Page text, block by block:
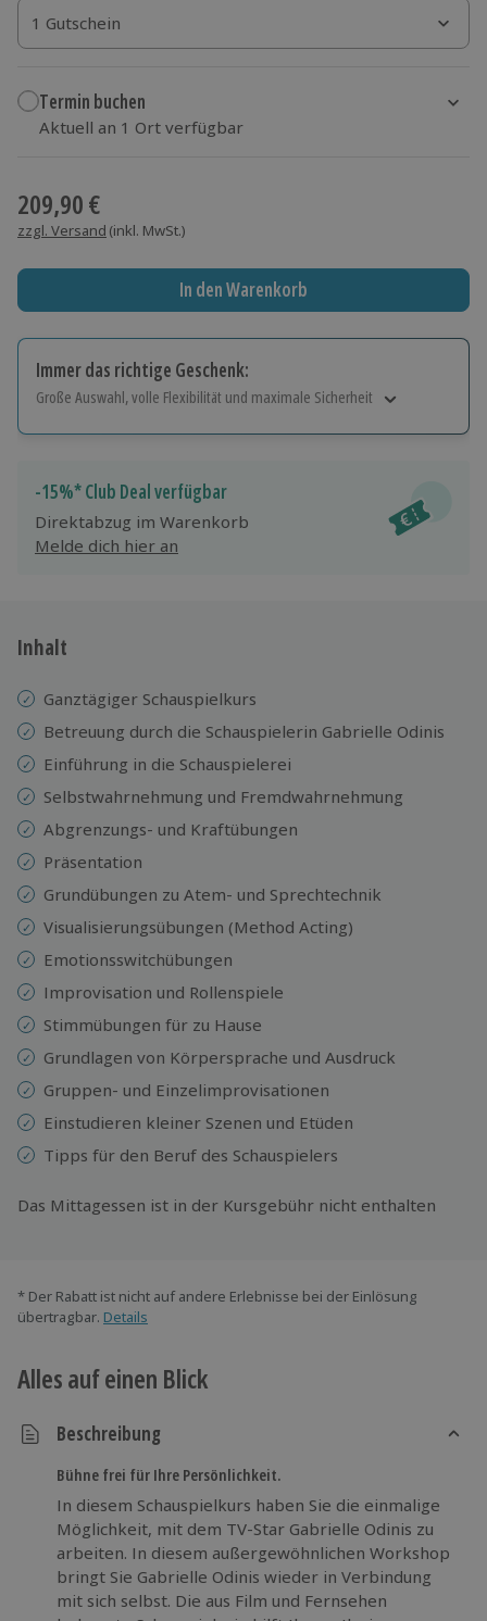
1 Gutschein
1 Gutschein
1 Gutschein
Termin buchen
Aktuell an 1 Ort verfügbar
209,90 €
zzgl. Versand (inkl. MwSt.)
In den Warenkorb
Immer das richtige Geschenk:
Große Auswahl, volle Flexibilität und maximale Sicherheit
Jeder Gutschein für alle Erlebnisse einlösbar.
Maximale Sicherheit
10 Jahre gültig & verlängerbar.
-15%* Club Deal verfügbar
Direktabzug im Warenkorb
Melde dich hier an
Inhalt
Ganztägiger Schauspielkurs
Betreuung durch die Schauspielerin Gabrielle Odinis
Einführung in die Schauspielerei
Selbstwahrnehmung und Fremdwahrnehmung
Abgrenzungs- und Kraftübungen
Präsentation
Grundübungen zu Atem- und Sprechtechnik
Visualisierungsübungen (Method Acting)
Emotionsswitchübungen
Improvisation und Rollenspiele
Stimmübungen für zu Hause
Grundlagen von Körpersprache und Ausdruck
Gruppen- und Einzelimprovisationen
Einstudieren kleiner Szenen und Etüden
Tipps für den Beruf des Schauspielers
Das Mittagessen ist in der Kursgebühr nicht enthalten
* Der Rabatt ist nicht auf andere Erlebnisse bei der Einlösung
übertragbar. Details
Alles auf einen Blick
Beschreibung
Bühne frei für Ihre Persönlichkeit.
In diesem Schauspielkurs haben Sie die einmalige
Möglichkeit, mit dem TV-Star Gabrielle Odinis zu
arbeiten. In diesem außergewöhnlichen Workshop
bringt Sie Gabrielle Odinis wieder in Verbindung
mit sich selbst. Die aus Film und Fernsehen